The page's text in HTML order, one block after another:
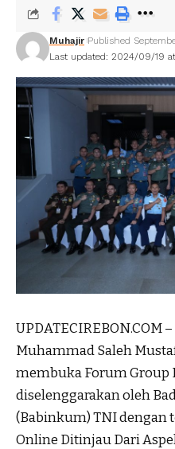
Last updated: 2024/09/19 at
Muhajir Published
UPDATECIREBON.COM
Muhammad Saleh
membuka Forum Group
diselenggarakan oleh
(Babinkum) TNI dengan
Online Ditinjau Dari